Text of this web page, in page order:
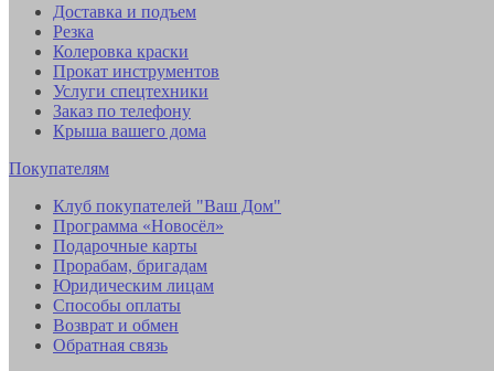
Доставка и подъем
Резка
Колеровка краски
Прокат инструментов
Услуги спецтехники
Заказ по телефону
Крыша вашего дома
Покупателям
Клуб покупателей "Ваш Дом"
Программа «Новосёл»
Подарочные карты
Прорабам, бригадам
Юридическим лицам
Способы оплаты
Возврат и обмен
Обратная связь